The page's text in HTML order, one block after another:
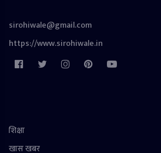
sirohiwale@gmail.com
https://www.sirohiwale.in
शिक्षा
खास खबर